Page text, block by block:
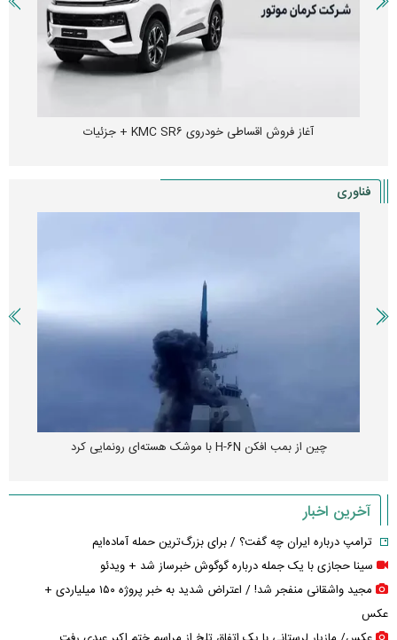
آغاز فروش اقساطی خودروی KMC SR۶ + جزئیات
فناوری
چین از بمب افکن H-۶N با موشک هسته‌ای رونمایی کرد
آخرین اخبار
ترامپ درباره ایران چه گفت؟ / برای بزرگ‌ترین حمله آماده‌ایم
سینا حجازی با یک جمله درباره گوگوش خبرساز شد + ویدئو
مجید واشقانی منفجر شد! / اعتراض شدید به خبر پروژه ۱۵۰ میلیاردی +
عکس